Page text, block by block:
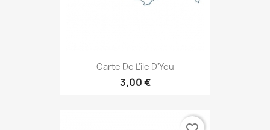
Carte De L'île D'Yeu
3,00 €